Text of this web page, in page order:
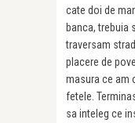
cate doi de
banca, trebuia
traversam
placere de
masura ce am
fetele.
sa inteleg ce